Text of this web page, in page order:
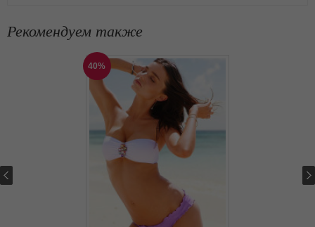
Рекомендуем также
40%